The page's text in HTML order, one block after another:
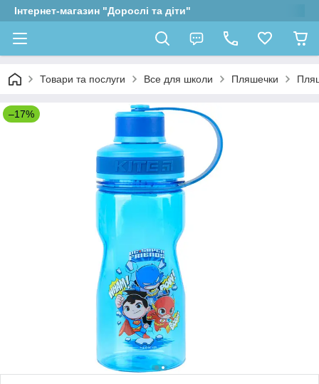
Інтернет-магазин "Дорослі та діти"
Товари та послуги Все для школи Пляшечки
–17%